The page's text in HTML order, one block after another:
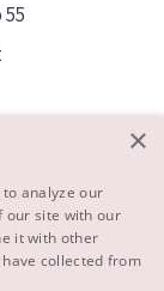
×
analyze our
our site with our
it with other
collected from